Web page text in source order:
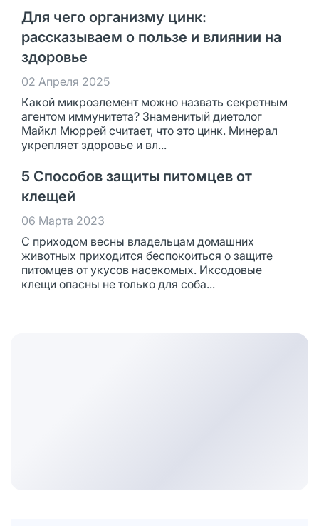
Для чего организму цинк:
рассказываем о пользе и влиянии на
здоровье
02 Апреля 2025
Какой микроэлемент можно назвать секретным
агентом иммунитета? Знаменитый диетолог
Майкл Мюррей считает, что это цинк. Минерал
укрепляет здоровье и вл...
5 Способов защиты питомцев от
клещей
06 Марта 2023
С приходом весны владельцам домашних
животных приходится беспокоиться о защите
питомцев от укусов насекомых. Иксодовые
клещи опасны не только для соба...